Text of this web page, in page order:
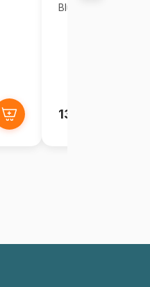
Bluebird Puzzle
13,95€